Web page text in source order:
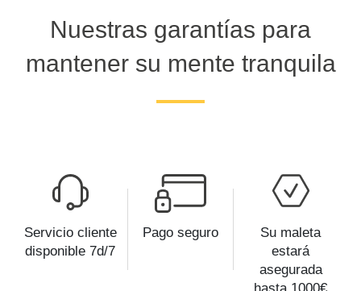
Nuestras garantías para
mantener su mente tranquila
Servicio cliente
disponible 7d/7
Pago seguro
Su maleta
estará
asegurada